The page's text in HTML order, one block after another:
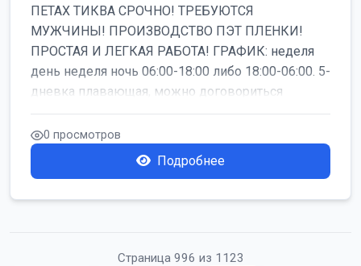
ПЕТАХ ТИКВА СРОЧНО! ТРЕБУЮТСЯ
МУЖЧИНЫ! ПРОИЗВОДСТВО ПЭТ ПЛЕНКИ!
ПРОСТАЯ И ЛЕГКАЯ РАБОТА! ГРАФИК: неделя
день неделя ночь 06:00-18:00 либо 18:00-06:00. 5-
дневка плавающая, можно договориться
работать б...
0 просмотров
Подробнее
Страница 996 из 1123